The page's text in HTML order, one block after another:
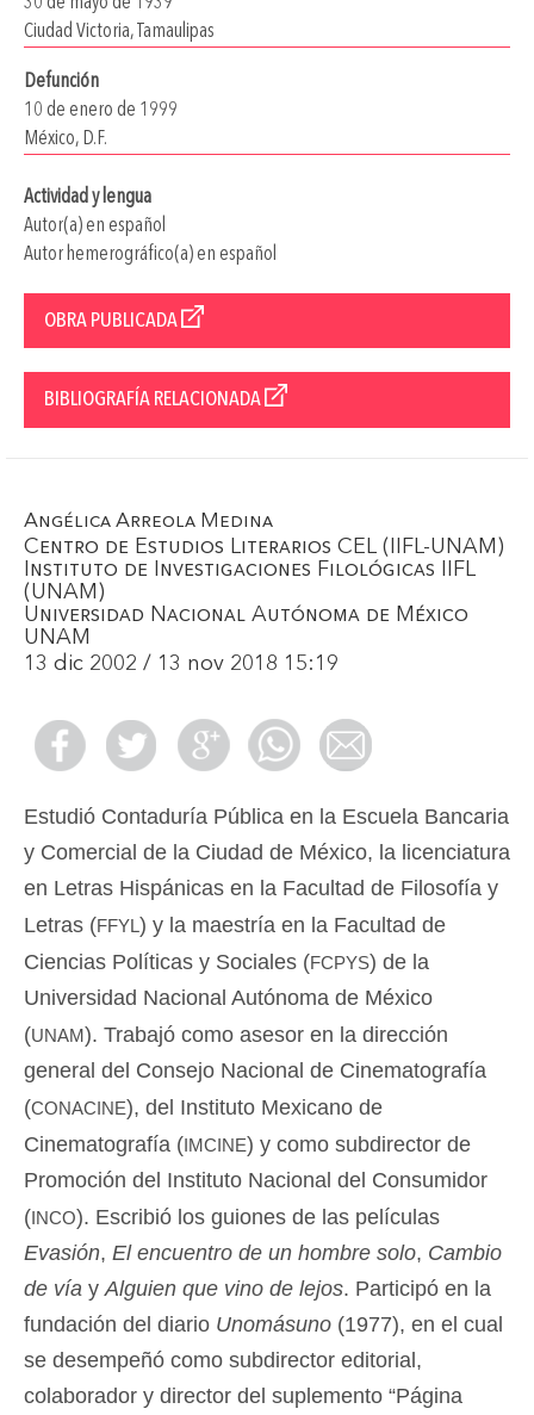
Ciudad Victoria, Tamaulipas
Defunción
10 de enero de 1999
México, D.F.
Actividad y lengua
Autor(a) en español
Autor hemerográfico(a) en español
OBRA PUBLICADA
BIBLIOGRAFÍA RELACIONADA
Angélica Arreola Medina
Centro de Estudios Literarios CEL (IIFL-UNAM)
Instituto de Investigaciones Filológicas IIFL
(UNAM)
Universidad Nacional Autónoma de México
UNAM
13 dic 2002 / 13 nov 2018 15:19
Estudió Contaduría Pública en la Escuela Bancaria
y Comercial de la Ciudad de México, la licenciatura
en Letras Hispánicas en la Facultad de Filosofía y
Letras (ffyl) y la maestría en la Facultad de
Ciencias Políticas y Sociales (fcpys) de la
Universidad Nacional Autónoma de México
(unam). Trabajó como asesor en la dirección
general del Consejo Nacional de Cinematografía
(conacine), del Instituto Mexicano de
Cinematografía (imcine) y como subdirector de
Promoción del Instituto Nacional del Consumidor
(inco). Escribió los guiones de las películas
Evasión, El encuentro de un hombre solo, Cambio
de vía y Alguien que vino de lejos. Participó en la
fundación del diario Unomásuno (1977), en el cual
se desempeñó como subdirector editorial,
colaborador y director del suplemento “Página